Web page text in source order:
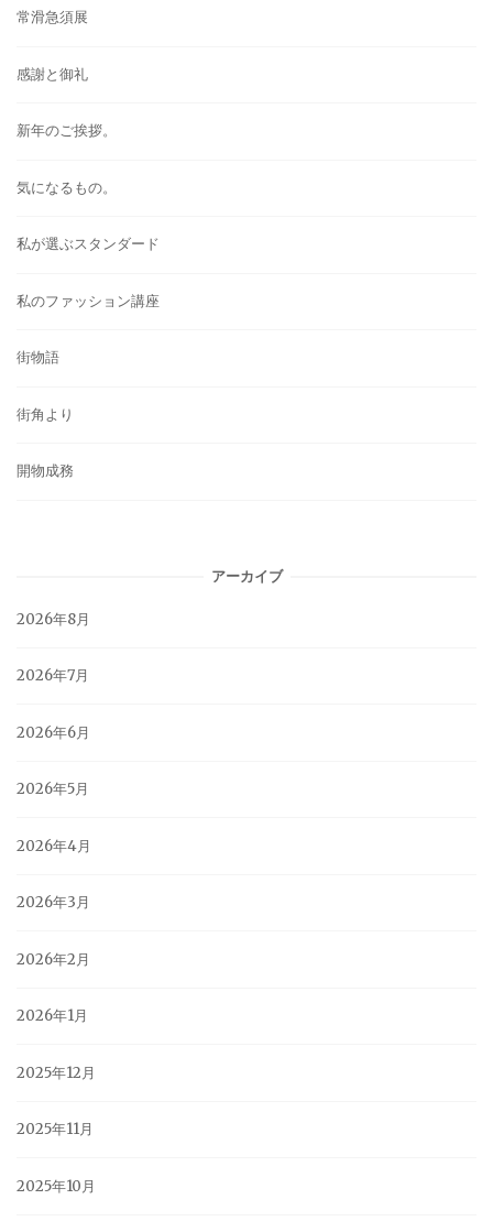
常滑急須展
感謝と御礼
新年のご挨拶。
気になるもの。
私が選ぶスタンダード
私のファッション講座
街物語
街角より
開物成務
アーカイブ
2026年8月
2026年7月
2026年6月
2026年5月
2026年4月
2026年3月
2026年2月
2026年1月
2025年12月
2025年11月
2025年10月